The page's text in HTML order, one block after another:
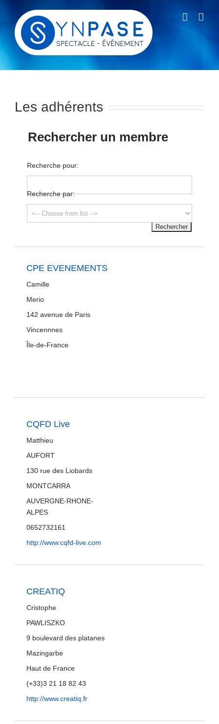
contenu
Les adhérents
Rechercher un membre
Recherche pour:
Recherche par:
CPE EVENEMENTS
Camille
Merio
142 avenue de Paris
Vincennnes
Île-de-France
CQFD Live
Matthieu
AUFORT
130 rue des Liobards
MONTCARRA
AUVERGNE-RHONE-
ALPES
0652732161
http://www.cqfd-live.com
CREATIQ
Cristophe
PAWLISZKO
9 boulevard des platanes
Mazingarbe
Haut de France
(+33)3 21 18 82 43
http://www.creatiq.fr